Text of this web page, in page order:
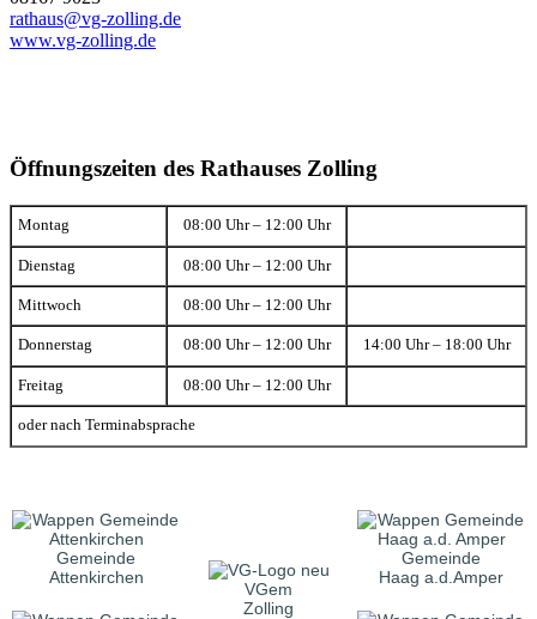
rathaus@vg-zolling.de
www.vg-zolling.de
Öffnungszeiten des Rathauses Zolling
Montag 08:00 Uhr – 12:00 Uhr
Dienstag 08:00 Uhr – 12:00 Uhr
Mittwoch 08:00 Uhr – 12:00 Uhr
Donnerstag 08:00 Uhr – 12:00 Uhr 14:00 Uhr – 18:00 Uhr
Freitag 08:00 Uhr – 12:00 Uhr
oder nach Terminabsprache
Gemeinde
Attenkirchen
VGem
Zolling
Gemeinde
Haag a.d.Amper